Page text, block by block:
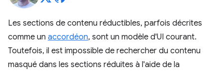
Les sections de contenu réductibles, parfois décrites
comme un accordéon, sont un modèle d'UI courant.
Toutefois, il est impossible de rechercher du contenu
masqué dans les sections réduites à l'aide de la